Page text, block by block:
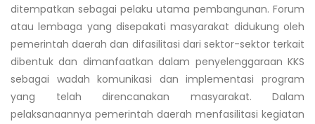
ditempatkan sebagai pelaku utama pembangunan. Forum
atau lembaga yang disepakati masyarakat didukung oleh
pemerintah daerah dan difasilitasi dari sektor-sektor terkait
dibentuk dan dimanfaatkan dalam penyelenggaraan KKS
sebagai wadah komunikasi dan implementasi program
yang telah direncanakan masyarakat. Dalam
pelaksanaannya pemerintah daerah menfasilitasi kegiatan